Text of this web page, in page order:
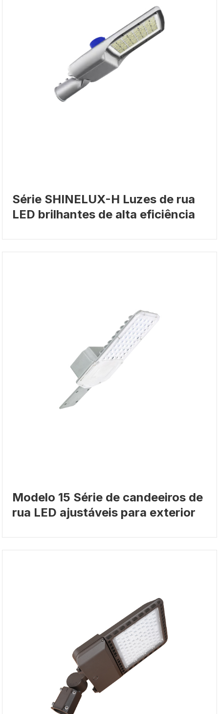
Série SHINELUX-H Luzes de rua
LED brilhantes de alta eficiência
Modelo 15 Série de candeeiros de
rua LED ajustáveis para exterior